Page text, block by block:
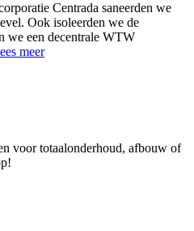
Centrada saneerden we
Ook isoleerden we de
we een decentrale WTW
meer
voor totaalonderhoud, afbouw of